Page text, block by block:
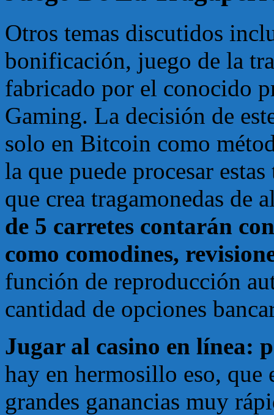
Otros temas discutidos
bonificación, juego de la
fabricado por el conocido
Gaming. La decisión de
solo en Bitcoin como
la que puede procesar
que crea tragamonedas de
de 5 carretes contarán
como comodines,
función de reproducción
cantidad de opciones
Jugar al casino en línea:
hay en hermosillo eso, que
grandes ganancias muy